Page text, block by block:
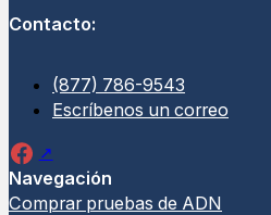
Contacto:
(877) 786-9543
Escríbenos un correo
Navegación
Comprar pruebas de ADN